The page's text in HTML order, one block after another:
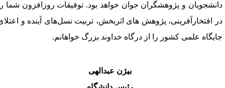
و پژوهشگران جوان خواهد بود. توفیقات روزافزون شما را
افتخارآفرینی، پژوهش های اثربخش، تربیت نسل‌های آینده و اعتلای
علمی کشور را از درگاه خداوند بزرگ خواهانم.
بیژن عبدالهی